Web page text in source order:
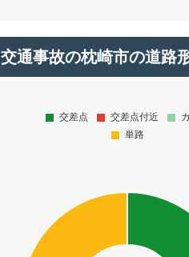
交通事故の枕崎市の道路